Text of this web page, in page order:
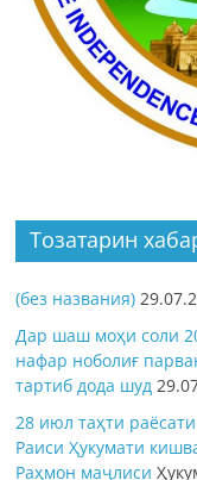
Тозатарин
(без названия)
Дар шаш моҳи соли
нафар ноболиғ
тартиб дода шуд
28 июл таҳти
Раиси Ҳукумати
Раҳмон маҷлиси